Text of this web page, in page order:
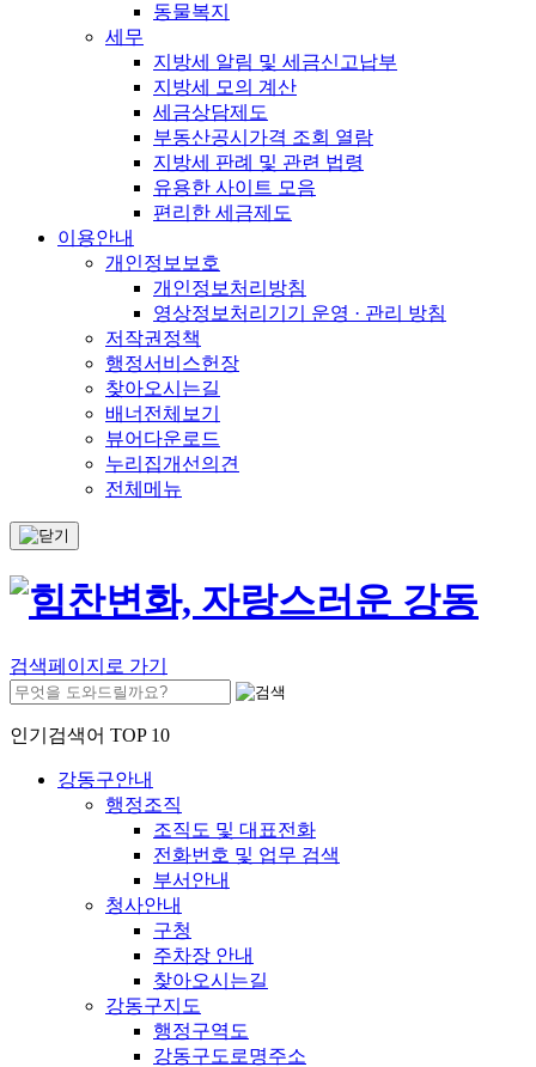
동물복지
세무
지방세 알림 및 세금신고납부
지방세 모의 계산
세금상담제도
부동산공시가격 조회 열람
지방세 판례 및 관련 법령
유용한 사이트 모음
편리한 세금제도
이용안내
개인정보보호
개인정보처리방침
영상정보처리기기 운영 · 관리 방침
저작권정책
행정서비스헌장
찾아오시는길
배너전체보기
뷰어다운로드
누리집개선의견
전체메뉴
검색페이지로 가기
인기검색어 TOP 10
강동구안내
행정조직
조직도 및 대표전화
전화번호 및 업무 검색
부서안내
청사안내
구청
주차장 안내
찾아오시는길
강동구지도
행정구역도
강동구도로명주소